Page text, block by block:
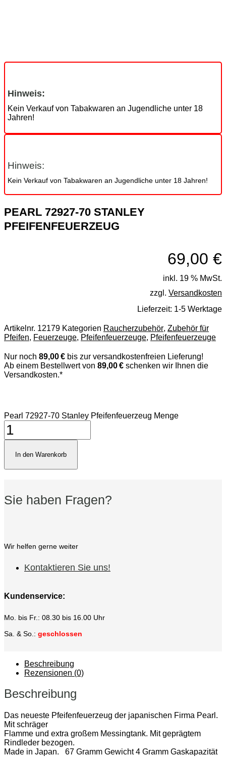
Hinweis:
Kein Verkauf von Tabakwaren an Jugendliche unter 18
Jahren!
Hinweis:
Kein Verkauf von Tabakwaren an Jugendliche unter 18 Jahren!
PEARL 72927-70 STANLEY
PFEIFENFEUERZEUG
69,00 €
inkl. 19 % MwSt.
zzgl. Versandkosten
Lieferzeit: 1-5 Werktage
Artikelnr. 12179 Kategorien Raucherzubehör, Zubehör für
Pfeifen, Feuerzeuge, Pfeifenfeuerzeuge, Pfeifenfeuerzeuge
Nur noch 89,00 € bis zur versandkostenfreien Lieferung!
Ab einem Bestellwert von 89,00 € schenken wir Ihnen die
Versandkosten.*
Pearl 72927-70 Stanley Pfeifenfeuerzeug Menge
In den Warenkorb
Sie haben Fragen?
Wir helfen gerne weiter
Kontaktieren Sie uns!
Kundenservice:
Mo. bis Fr.: 08.30 bis 16.00 Uhr
Sa. & So.: geschlossen
Beschreibung
Rezensionen (0)
Beschreibung
Das neueste Pfeifenfeuerzeug der japanischen Firma Pearl.
Mit schräger
Flamme und extra großem Messingtank. Mit geprägtem
Rindleder bezogen.
Made in Japan. 67 Gramm Gewicht 4 Gramm Gaskapazität